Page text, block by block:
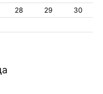
28 29
30